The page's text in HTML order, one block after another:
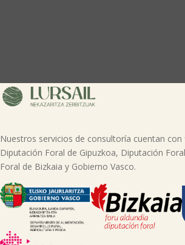
Nuestros servicios de consultoría cuentan con
Diputación Foral de Gipuzkoa, Diputación
Foral de Bizkaia y Gobierno Vasco.